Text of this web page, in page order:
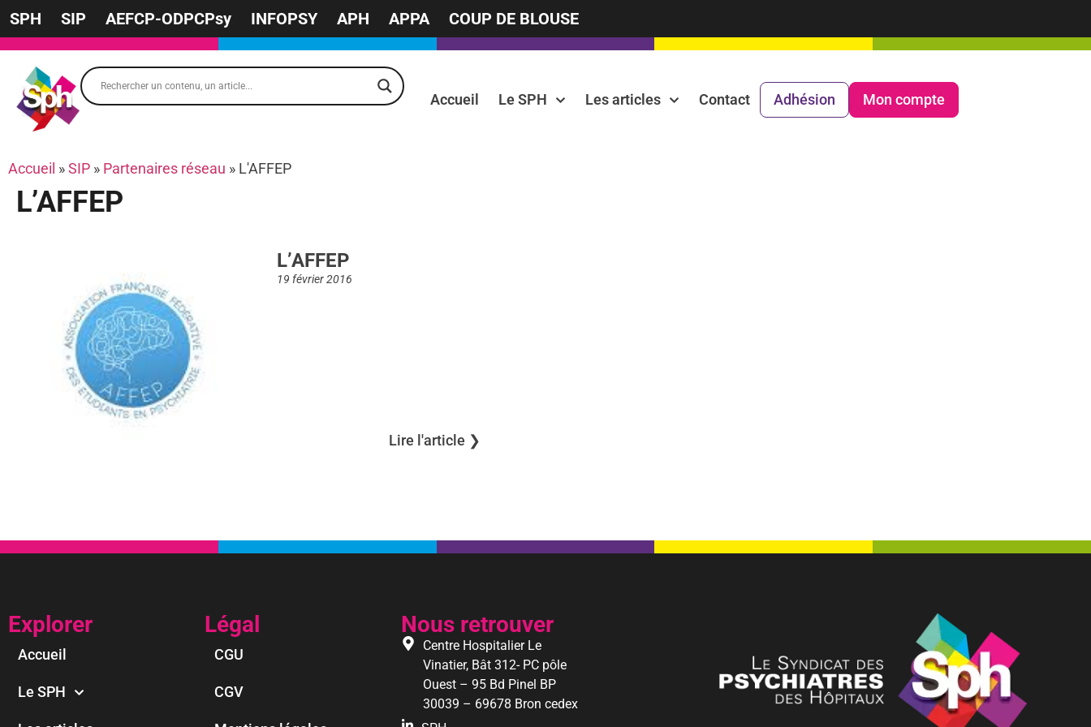
SPH SIP AEFCP-ODPCPsy INFOPSY APH APPA COUP DE BLOUSE
Accueil Le SPH Les articles Contact Adhésion Mon compte
Accueil »SIP » Partenaires réseau » L'AFFEP
L’AFFEP
L’AFFEP
19 février 2016
Lire l'article ❯︎
Explorer
Accueil
Le SPH
Légal
CGU
CGV
Nous retrouver
Centre Hospitalier Le
Vinatier, Bât 312- PC pôle
Ouest – 95 Bd Pinel BP
30039 – 69678 Bron cedex